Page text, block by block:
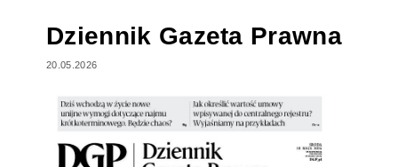
Dziennik Gazeta Prawna
20.05.2026